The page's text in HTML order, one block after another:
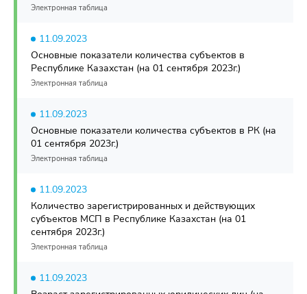
Электронная таблица
11.09.2023
Основные показатели количества субъектов в
Республике Казахстан (на 01 сентября 2023г.)
Электронная таблица
11.09.2023
Основные показатели количества субъектов в РК (на
01 сентября 2023г.)
Электронная таблица
11.09.2023
Количество зарегистрированных и действующих
субъектов МСП в Республике Казахстан (на 01
сентября 2023г.)
Электронная таблица
11.09.2023